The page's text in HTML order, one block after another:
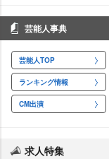
芸能人事典
芸能人TOP
ランキング情報
CM出演
求人特集